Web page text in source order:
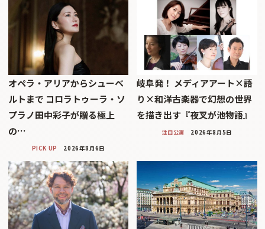
オペラ・アリアからシューベ
ルトまで コロラトゥーラ・ソ
プラノ田中彩子が贈る極上
の…
PICK UP 2026年8月6日
岐阜発！ メディアアート×語
り×和洋古楽器で幻想の世界
を描き出す『夜叉が池物語』
注目公演 2026年8月5日